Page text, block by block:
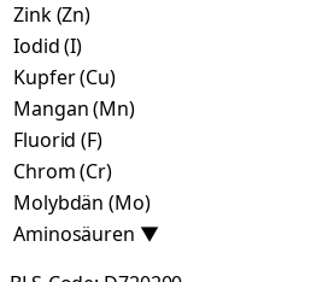
Zink (Zn)
Iodid (I)
Kupfer (Cu)
Mangan (Mn)
Fluorid (F)
Chrom (Cr)
Molybdän (Mo)
Aminosäuren ▼